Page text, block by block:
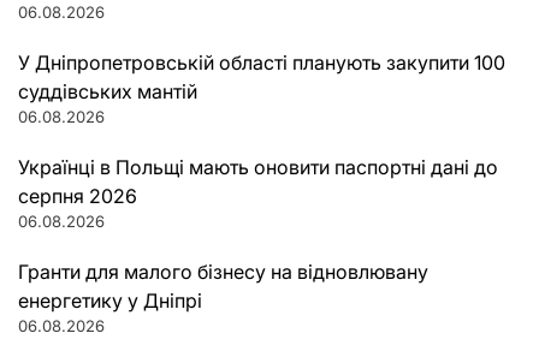
06.08.2026
У Дніпропетровській області планують закупити 100
суддівських мантій
06.08.2026
Українці в Польщі мають оновити паспортні дані до
серпня 2026
06.08.2026
Гранти для малого бізнесу на відновлювану
енергетику у Дніпрі
06.08.2026